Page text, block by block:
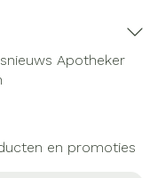
Apotheker
en promoties